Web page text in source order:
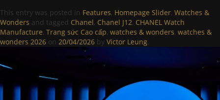
This entry was posted in Features, Homepage Slider, Watches &
Wonders and tagged Chanel, Chanel J12, CHANEL Watch
Manufacture, Trang sức Cao cấp, watches & wonders, watches &
wonders 2026 on 20/04/2026 by Victor Leung.